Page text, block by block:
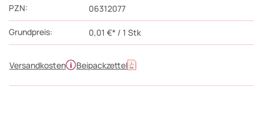
Versandkosten Beipackzettel
PZN: 06312077
Grundpreis: 0,01 €* / 1 Stk